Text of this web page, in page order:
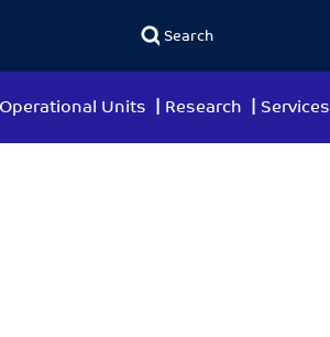
Operational Units Research Services